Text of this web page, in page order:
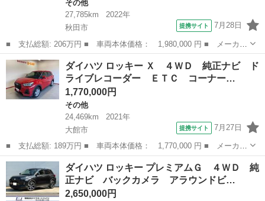
その他
27,785km
2022年
秋田市
提携サイト 7月28日
■ 支払総額: 206万円 ■ 車両本体価格： 1,980,000 円 ■ メーカー
名： ダイハツ ■ 車種名： ロッキー ■ グレード名： プレミア
ムＧ ＨＥＶ ディスプレイオーディオ パノラマモニター ステア
リングスイ...
秋田 秋田市 その他
ダイハツ ロッキー Ｘ ４ＷＤ 純正ナビ ド
ライブレコーダー ＥＴＣ コーナー…
1,770,000円
その他
24,469km
2021年
大館市
提携サイト 7月27日
■ 支払総額: 189万円 ■ 車両本体価格： 1,770,000 円 ■ メーカー
名： ダイハツ ■ 車種名： ロッキー ■ グレード名： Ｘ ４Ｗ
Ｄ 純正ナビ ドライブレコーダー ＥＴＣ コーナーセンサー Ｌ
ＥＤヘッド...
秋田 大館市 その他
ダイハツ ロッキー プレミアムＧ ４ＷＤ 純
正ナビ バックカメラ アラウンドビ…
2,650,000円